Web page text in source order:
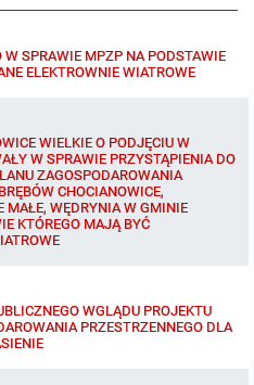
Lasowice Wielkie
Wielkich
SPRAWIE MPZP NA PODSTAWIE
ELEKTROWNIE WIATROWE
WIELKIE O PODJĘCIU W
W SPRAWIE PRZYSTĄPIENIA DO
ZAGOSPODAROWANIA
CHOCIANOWICE,
MAŁE, WĘDRYNIA W GMINIE
KTÓREGO MAJĄ BYĆ
WGLĄDU PROJEKTU
PRZESTRZENNEGO DLA